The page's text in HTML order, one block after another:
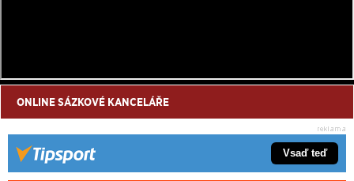
ONLINE SÁZKOVÉ KANCELÁŘE
Vsaď teď